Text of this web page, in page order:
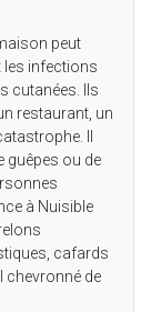
peut
les infections
cutanées. Ils
restaurant, un
Il
guêpes ou de
à Nuisible
cafards
chevronné de